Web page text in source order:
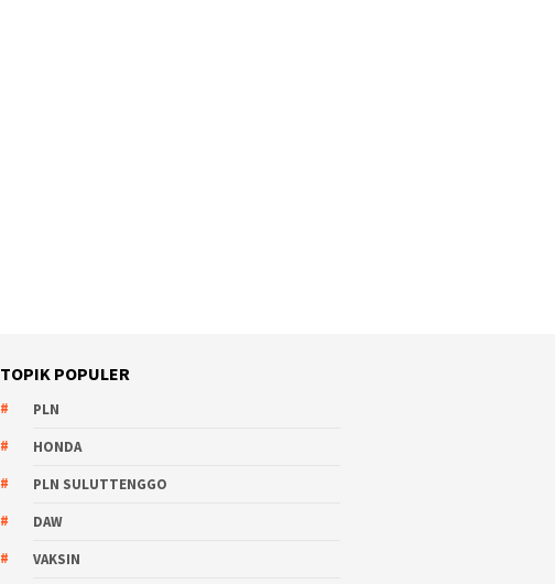
TOPIK POPULER
PLN
HONDA
PLN SULUTTENGGO
DAW
VAKSIN